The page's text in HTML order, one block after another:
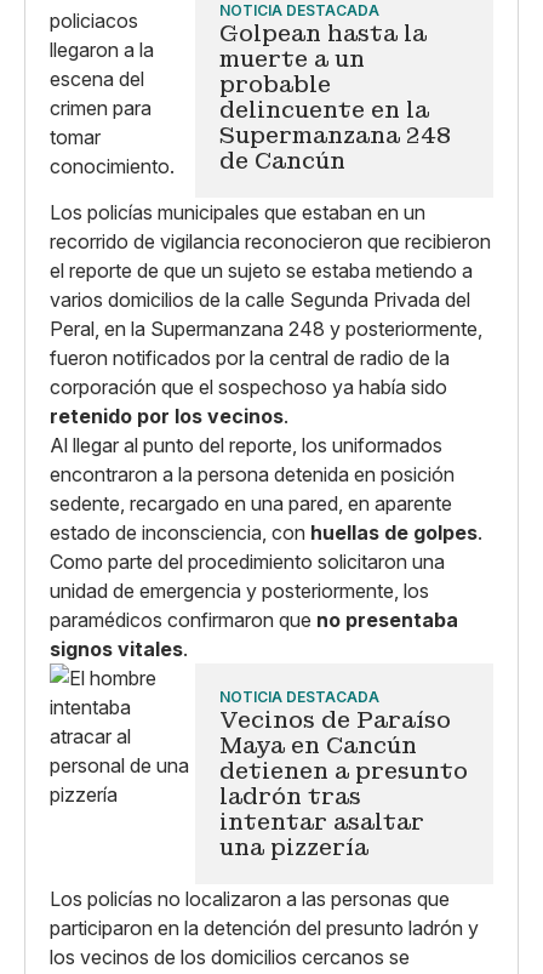
NOTICIA DESTACADA
Golpean hasta la
muerte a un
probable
delincuente en la
Supermanzana 248
de Cancún
Los policías municipales que estaban en un
recorrido de vigilancia reconocieron que recibieron
el reporte de que un sujeto se estaba metiendo a
varios domicilios de la calle Segunda Privada del
Peral, en la Supermanzana 248 y posteriormente,
fueron notificados por la central de radio de la
corporación que el sospechoso ya había sido
retenido por los vecinos.
Al llegar al punto del reporte, los uniformados
encontraron a la persona detenida en posición
sedente, recargado en una pared, en aparente
estado de inconsciencia, con huellas de golpes.
Como parte del procedimiento solicitaron una
unidad de emergencia y posteriormente, los
paramédicos confirmaron que no presentaba
signos vitales.
NOTICIA DESTACADA
Vecinos de Paraíso
Maya en Cancún
detienen a presunto
ladrón tras
intentar asaltar
una pizzería
Los policías no localizaron a las personas que
participaron en la detención del presunto ladrón y
los vecinos de los domicilios cercanos se